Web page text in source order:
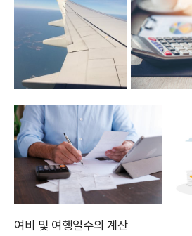
여비 및 여행일수의 계산